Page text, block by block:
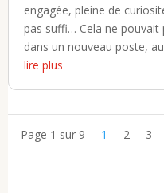
engagée, pleine de
pas suffi… Cela ne pouvait
dans un nouveau poste, au
lire plus
Page 1 sur 9 1 2 3